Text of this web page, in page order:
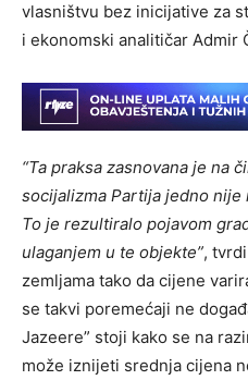
vlasništvu bez inicijative za
i ekonomski analitičar Admir
“Ta praksa zasnovana je na
socijalizma Partija jedno
To je rezultiralo pojavom
ulaganjem u te objekte”,
zemljama tako da cijene
se takvi poremećaji ne
Jazeere” stoji kako se na
može iznijeti srednja cijena